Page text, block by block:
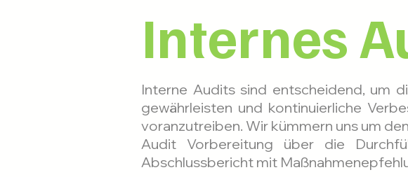
Internes
Interne Audits sind entscheidend, um
gewährleisten und kontinuierliche
voranzutreiben. Wir kümmern uns um
Audit Vorbereitung über die
Abschlussbericht mit